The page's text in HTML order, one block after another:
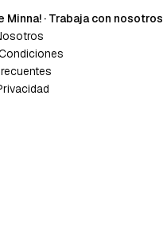
Minna! · Trabaja con nosotros